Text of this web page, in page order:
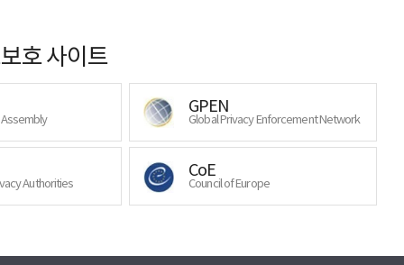
호 사이트
GPEN
Global Privacy Enforcement Network
Authorities
CoE
Council of Europe